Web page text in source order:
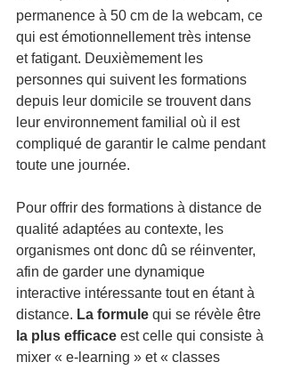
permanence à 50 cm de la webcam, ce
qui est émotionnellement très intense
et fatigant. Deuxièmement les
personnes qui suivent les formations
depuis leur domicile se trouvent dans
leur environnement familial où il est
compliqué de garantir le calme pendant
toute une journée.
Pour offrir des formations à distance de
qualité adaptées au contexte, les
organismes ont donc dû se réinventer,
afin de garder une dynamique
interactive intéressante tout en étant à
distance. La formule qui se révèle être
la plus efficace est celle qui consiste à
mixer « e-learning » et « classes